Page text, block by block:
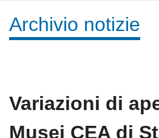
Archivio notizie
Variazioni di
Musei CEA di